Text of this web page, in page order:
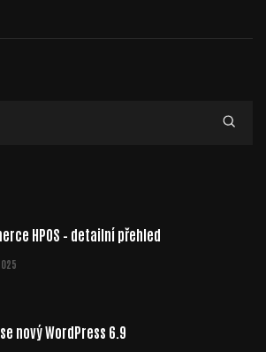
HPOS – detailní přehled
nový WordPress 6.9